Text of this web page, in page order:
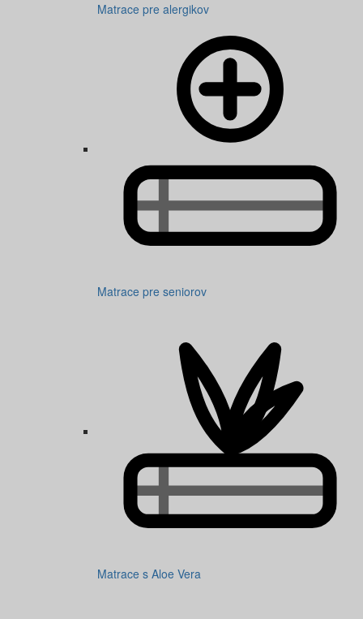
Matrace pre alergikov
Matrace pre seniorov
Matrace s Aloe Vera